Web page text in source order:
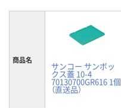
商品名
サンコー サンボッ
クス蓋 10-4
70130700GR616 1個
（直送品）